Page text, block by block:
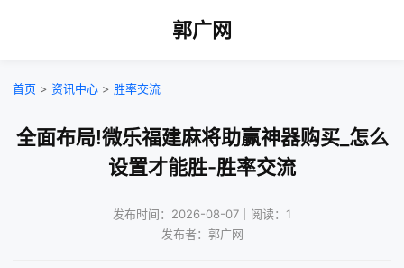
郭广网
首页 > 资讯中心 > 胜率交流
全面布局!微乐福建麻将助赢神器购买_怎么
设置才能胜-胜率交流
发布时间：2026-08-07｜阅读：1
发布者：郭广网